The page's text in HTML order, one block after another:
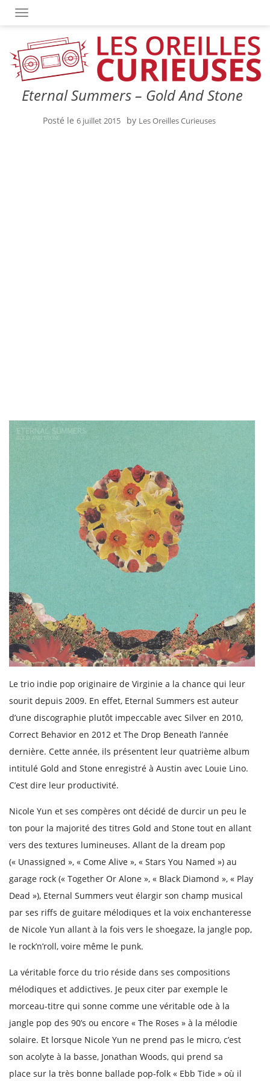
OUVRIR/FERMER LA NAVIGATION
Eternal Summers – Gold And Stone
Posté le 6 juillet 2015 by Les Oreilles Curieuses
Le trio indie pop originaire de Virginie a la chance qui leur
sourit depuis 2009. En effet, Eternal Summers est auteur
d’une discographie plutôt impeccable avec Silver en 2010,
Correct Behavior en 2012 et The Drop Beneath l’année
dernière. Cette année, ils présentent leur quatrième album
intitulé Gold and Stone enregistré à Austin avec Louie Lino.
C’est dire leur productivité.
Nicole Yun et ses compères ont décidé de durcir un peu le
ton pour la majorité des titres Gold and Stone tout en allant
vers des textures lumineuses. Allant de la dream pop
(« Unassigned », « Come Alive », « Stars You Named ») au
garage rock (« Together Or Alone », « Black Diamond », « Play
Dead »), Eternal Summers veut élargir son champ musical
par ses riffs de guitare mélodiques et la voix enchanteresse
de Nicole Yun allant à la fois vers le shoegaze, la jangle pop,
le rock’n’roll, voire même le punk.
La véritable force du trio réside dans ses compositions
mélodiques et addictives. Je peux citer par exemple le
morceau-titre qui sonne comme une véritable ode à la
jangle pop des 90’s ou encore « The Roses » à la mélodie
solaire. Et lorsque Nicole Yun ne prend pas le micro, c’est
son acolyte à la basse, Jonathan Woods, qui prend sa
place sur la très bonne ballade pop-folk « Ebb Tide » où il